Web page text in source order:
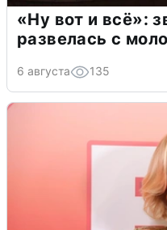
«Ну вот и всё»:
развелась с
6 августа 135